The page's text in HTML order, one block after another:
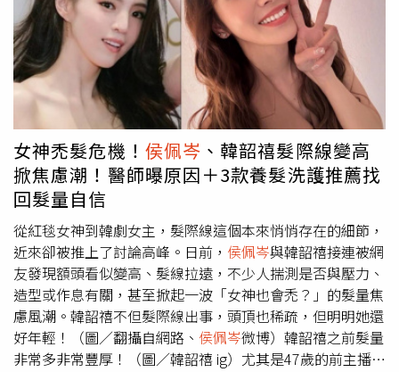
歲就老花了吧，度數看起來很重」、「誰告訴我她幾歲了，
怎麼
侯佩岑
都老花好扯」、「這個年紀就老花了，真的是老
奶奶」。
侯佩岑過往以甜美優雅的主持風格深植人心，這次
在《浪姐6》的初舞台一亮相，以自信又大方的態度贏得觀
眾青睞。雖然並非專業歌手或舞者，不過節目中，侯佩岑展
現出與以往螢光幕形象不同的一面讓不少觀眾直呼期待她接
下來的表現。
女神禿髮危機！ 侯佩岑 、韓韶禧髮際線變高
掀焦慮潮！醫師曝原因＋3款養髮洗護推薦找
回髮量自信
從紅毯女神到韓劇女主，髮際線這個本來悄悄存在的細節，
近來卻被推上了討論高峰。日前， 侯佩岑與韓韶禧接連被網
友發現額頭看似變高、髮線拉遠，不少人揣測是否與壓力、
造型或作息有關，甚至掀起一波「女神也會禿？」的髮量焦
慮風潮。韓韶禧不但髮際線出事，頭頂也稀疏，但明明她還
好年輕！（圖／翻攝自網路、 侯佩岑微博）韓韶禧之前髮量
非常多非常豐厚！（圖／韓韶禧 ig）尤其是47歲的前主播侯